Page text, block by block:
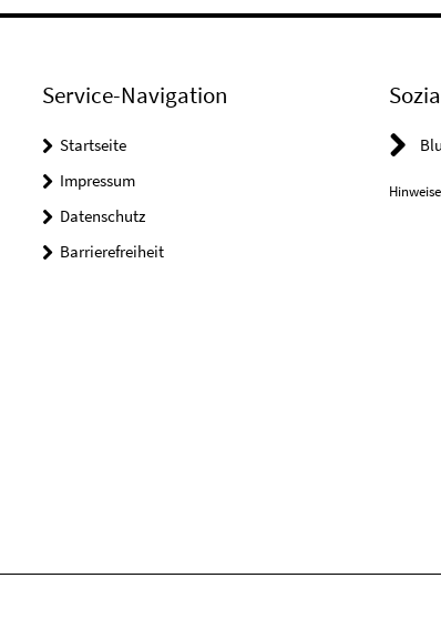
Service-Navigation
Startseite
Impressum
Datenschutz
Barrierefreiheit